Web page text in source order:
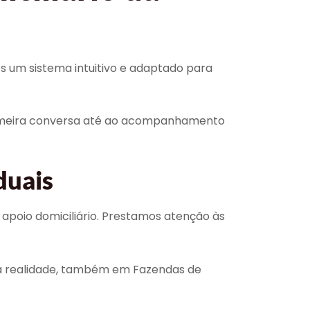
um sistema intuitivo e adaptado para
conversa até ao acompanhamento
domiciliário. Prestamos atenção às
também em Fazendas de